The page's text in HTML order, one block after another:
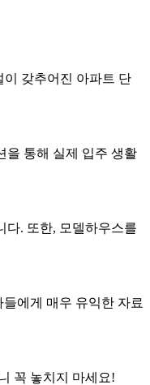
갖추어진 아파트 단
을 통해 실제 입주 생활
다. 또한, 모델하우스를
에게 매우 유익한 자료
꼭 놓치지 마세요!